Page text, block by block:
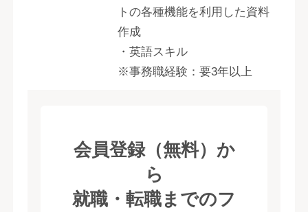
トの各種機能を利用した資料
作成
・英語スキル
※事務職経験：要3年以上
会員登録（無料）か
ら
就職・転職までのフ